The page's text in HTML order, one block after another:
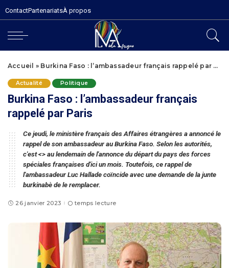
ContactPartenariatsÀ propos
Accueil » Burkina Faso : l’ambassadeur français rappelé par Paris
Actualité Politique
Burkina Faso : l’ambassadeur français
rappelé par Paris
Ce jeudi, le ministère français des Affaires étrangères a annoncé le
rappel de son ambassadeur au Burkina Faso. Selon les autorités,
c'est <> au lendemain de l'annonce du départ du pays des forces
spéciales françaises d'ici un mois. Toutefois, ce rappel de
l'ambassadeur Luc Hallade coïncide avec une demande de la junte
burkinabè de le remplacer.
26 janvier 2023 temps lecture